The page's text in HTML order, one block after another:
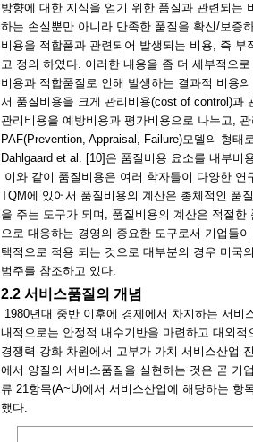
방향에 대한 지식을 얻기 위한 품질과 관련되는
하는 손실뿐만 아니라 만족한 품질을 확신/보증
비용을 적합품과 관련되어 발생되는 비용, 즉
고 정의 하였다. 이러한 내용을 좀 더 세부적으
비용과 적합품질로 인해 발생하는 결과적 비용
서 품질비용을 크게 관리비용(cost of control)과
관리비용을 예방비용과 평가비용으로 나누고,
PAF(Prevention, Appraisal, Failure)모델의 형
Dahlgaard et al. [10]은 품질비용 요소를 내부
이와 같이 품질비용은 여러 학자들이 다양한
TQM에 있어서 품질비용의 계산은 총체적인 품
을 주는 도구가 되며, 품질비용의 계산은 적절
으로 대응하는 경영의 중요한 도구로서 기업들
택적으로 적용 되는 것으로 대부분의 경우 미국
범주를 참조하고 있다.
2.2 서비스품질의 개념
1980년대 중반 이후에 경제에서 차지하는 서
내적으로는 안정적 내수기반을 마련하고 대외
경쟁력 강화 차원에서 고부가 가치 서비스산업
에서 양질의 서비스품질을 실현하는 것은 곧 기
류 21항목(A~U)에서 서비스산업에 해당하는
했다.